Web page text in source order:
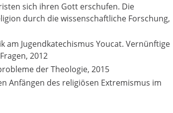
sich ihren Gott erschufen. Die
durch die wissenschaftliche Forschung,
am Jugendkatechismus Youcat. Vernünftige
2012
der Theologie, 2015
Anfängen des religiösen Extremismus im